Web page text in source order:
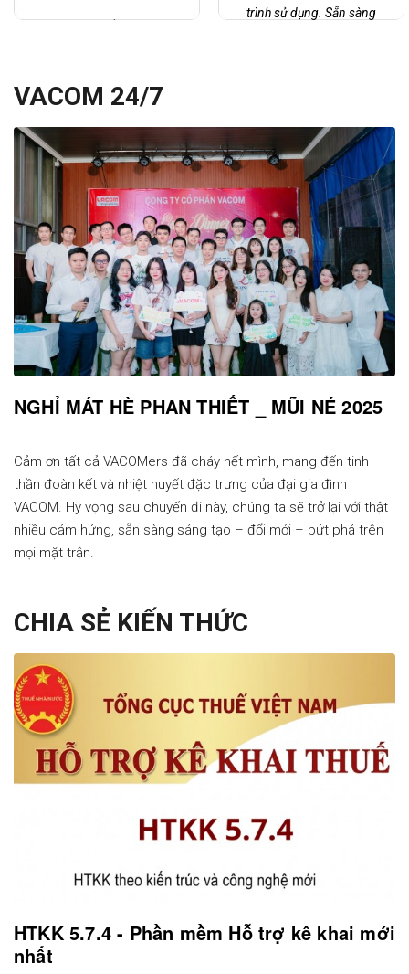
hàng.
trình sử dụng. Sẵn sàng
VACOM 24/7
NGHỈ MÁT HÈ PHAN THIẾT _ MŨI NÉ 2025
Cảm ơn tất cả VACOMers đã cháy hết mình, mang đến tinh
thần đoàn kết và nhiệt huyết đặc trưng của đại gia đình
VACOM. Hy vọng sau chuyến đi này, chúng ta sẽ trở lại với thật
nhiều cảm hứng, sẵn sàng sáng tạo – đổi mới – bứt phá trên
mọi mặt trận.
CHIA SẺ KIẾN THỨC
HTKK 5.7.4 - Phần mềm Hỗ trợ kê khai mới
nhất